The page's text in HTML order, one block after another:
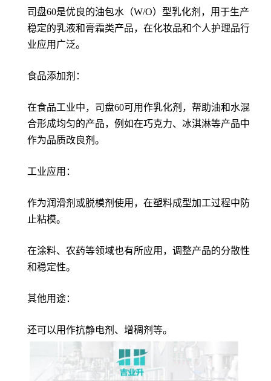
司盘60是优良的油包水（W/O）型乳化剂，用于生产
稳定的乳液和膏霜类产品，在化妆品和个人护理品行
业应用广泛。
食品添加剂：
在食品工业中，司盘60可用作乳化剂，帮助油和水混
合形成均匀的产品，例如在巧克力、冰淇淋等产品中
作为品质改良剂。
工业应用：
作为润滑剂或脱模剂使用，在塑料成型加工过程中防
止粘模。
在涂料、农药等领域也有所应用，调整产品的分散性
和稳定性。
其他用途：
还可以用作抗静电剂、增稠剂等。